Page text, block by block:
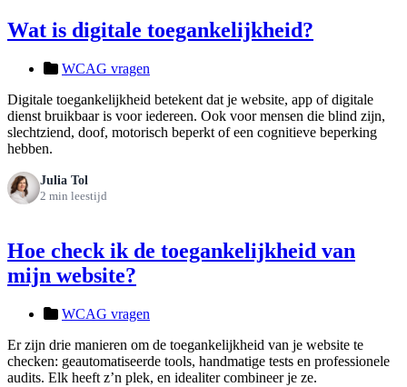
Wat is digitale toegankelijkheid?
WCAG vragen
Digitale toegankelijkheid betekent dat je website, app of digitale
dienst bruikbaar is voor iedereen. Ook voor mensen die blind zijn,
slechtziend, doof, motorisch beperkt of een cognitieve beperking
hebben.
Julia Tol
2 min leestijd
Hoe check ik de toegankelijkheid van
mijn website?
WCAG vragen
Er zijn drie manieren om de toegankelijkheid van je website te
checken: geautomatiseerde tools, handmatige tests en professionele
audits. Elk heeft z’n plek, en idealiter combineer je ze.